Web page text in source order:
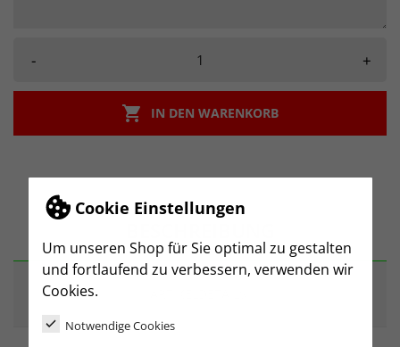
Cookie Einstellungen
Um unseren Shop für Sie optimal zu gestalten
und fortlaufend zu verbessern, verwenden wir
Cookies.
Notwendige Cookies
- +
 IN DEN WARENKORB